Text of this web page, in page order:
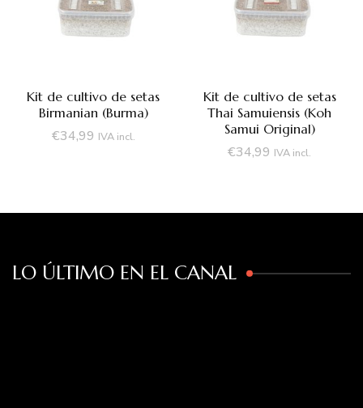
Kit de cultivo de setas
Birmanian (Burma)
€34,99 IVA incl.
Kit de cultivo de setas
Thai Samuiensis (Koh
Samui Original)
€34,99 IVA incl.
LO ÚLTIMO EN EL CANAL